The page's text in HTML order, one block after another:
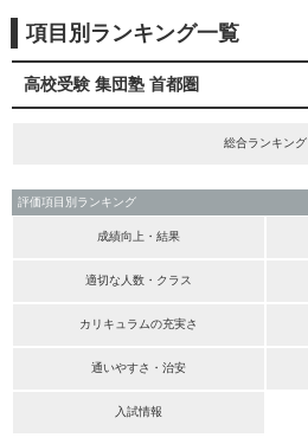
項目別ランキング一覧
高校受験 集団塾 首都圏
総合ランキング
評価項目別ランキング
成績向上・結果
適切な人数・クラス
カリキュラムの充実さ
通いやすさ・治安
入試情報